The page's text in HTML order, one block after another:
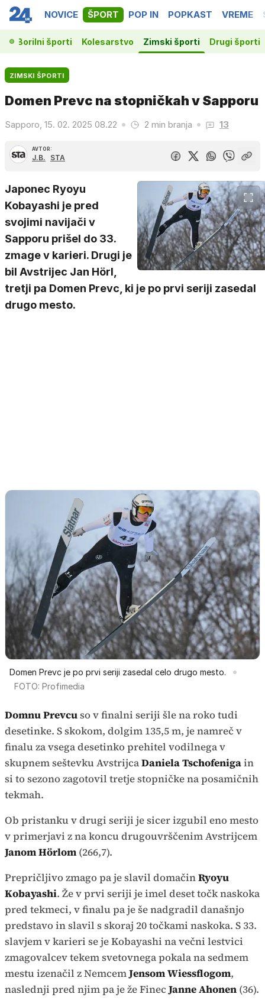
NOVICE ŠPORT POP IN POPKAST VREME
Borilni športi Kolesarstvo Zimski športi Drugi športi
ZIMSKI ŠPORTI
Domen Prevc na stopničkah v Sapporu
Sapporo, 15. 02. 2025 08.22 2 min branja 13
AVTOR:
J.B. STA
Japonec Ryoyu
Kobayashi je pred
svojimi navijači v
Sapporu prišel do 33.
zmage v karieri. Drugi je
bil Avstrijec Jan Hörl,
tretji pa Domen Prevc, ki je po prvi seriji zasedal
drugo mesto.
Domen Prevc je po prvi seriji zasedal celo drugo mesto.
FOTO: Profimedia
Domnu Prevcuso v finalni seriji šle na roko tudi
desetinke. S skokom, dolgim 135,5 m, je namreč v
finalu za vsega desetinko prehitel vodilnega v
skupnem seštevku AvstrijcaDaniela Tschofenigain
si to sezono zagotovil tretje stopničke na posamičnih
tekmah.
Ob pristanku v drugi seriji je sicer izgubil eno mesto
v primerjavi z na koncu drugouvrščenim Avstrijcem
Janom Hörlom(266,7).
Prepričljivo zmago pa je slavil domačinRyoyu
Kobayashi. Že v prvi seriji je imel deset točk naskoka
pred tekmeci, v finalu pa je še nadgradil današnjo
predstavo in slavil s skoraj 20 točkami naskoka. S 33.
slavjem v karieri se je Kobayashi na večni lestvici
zmagovalcev tekem svetovnega pokala na sedmem
mestu izenačil z NemcemJensom Wiessflogom,
naslednji pred njim pa je že FinecJanne Ahonen (36).